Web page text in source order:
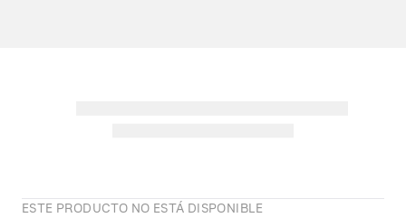
ESTE PRODUCTO NO ESTÁ DISPONIBLE